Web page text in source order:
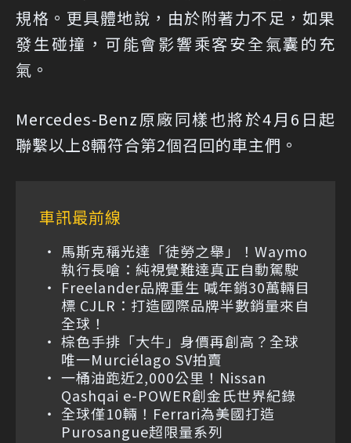
規格。更具體地說，由於附著力不足，如果
發生碰撞，可能會影響乘客安全氣囊的充
氣。
Mercedes-Benz原廠同樣也將於4月6日起
聯繫以上8輛符合第2個召回的車主們。
車訊最前線
馬斯克稱光達「徒勞之舉」！Waymo
執行長嗆：純視覺難達真正自動駕駛
Freelander品牌重生 喊年銷30萬輛目
標 CJLR：打造國際品牌半數銷量來自
全球！
棕色手排「大牛」身價再創高？全球
唯一Murciélago SV拍賣
一桶油跑近2,000公里！Nissan
Qashqai e-POWER創金氏世界紀錄
全球僅10輛！Ferrari為美國打造
Purosangue超限量系列